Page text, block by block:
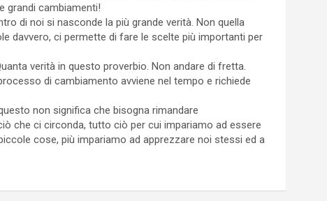
grandi cambiamenti!
di noi si nasconde la più grande verità. Non quella
davvero, ci permette di fare le scelte più importanti per
verità in questo proverbio. Non andare di fretta.
di cambiamento avviene nel tempo e richiede
non significa che bisogna rimandare
che ci circonda, tutto ciò per cui impariamo ad essere
cose, più impariamo ad apprezzare noi stessi ed a